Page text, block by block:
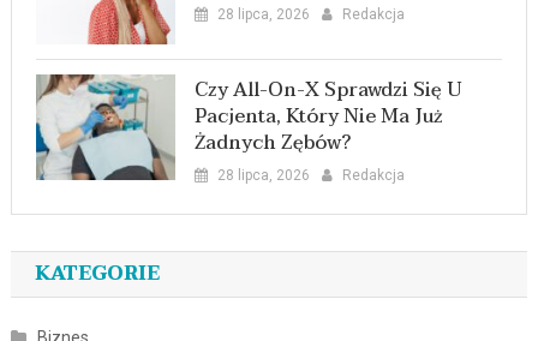
28 lipca, 2026 Redakcja
Czy All-On-X Sprawdzi Się U
Pacjenta, Który Nie Ma Już
Żadnych Zębów?
28 lipca, 2026 Redakcja
KATEGORIE